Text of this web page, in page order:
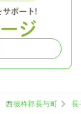
西彼杵郡長与町
長